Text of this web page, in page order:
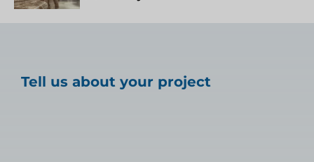
Tell us about your project